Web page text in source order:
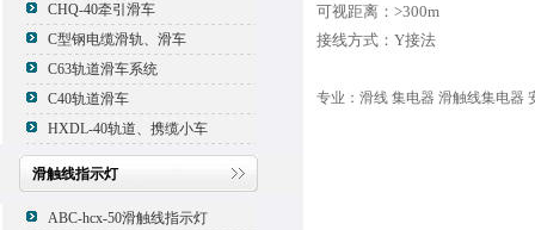
CHQ-40牵引滑车
C型钢电缆滑轨、滑车
C63轨道滑车系统
C40轨道滑车
HXDL-40轨道、携缆小车
滑触线指示灯
ABC-hcx-50滑触线指示灯
可视距离：>300m
接线方式：Y接法
专业：滑线 集电器 滑触线集电器